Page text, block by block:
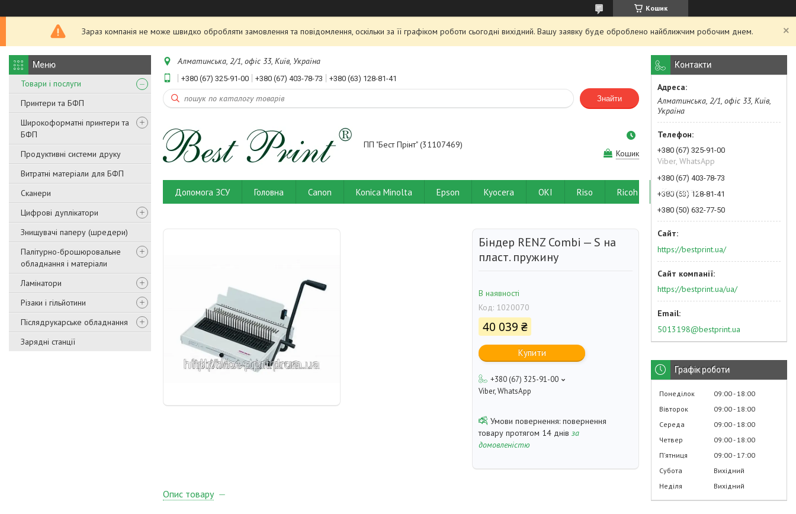
Кошик
Зараз компанія не може швидко обробляти замовлення та повідомлення, оскільки за її графіком роботи сьогодні вихідний. Вашу заявку буде оброблено найближчим робочим днем.
Товари і послуги
Принтери та БФП
Широкоформатні принтери та
БФП
Продуктивні системи друку
Витратні матеріали для БФП
Сканери
Цифрові дуплікатори
Знищувачі паперу (шредери)
Палітурно-брошюровальне
обладнання і матеріали
Ламінатори
Різаки і гільйотини
Післядрукарське обладнання
Зарядні станції
Алматинська, 2/1, офіс 33, Київ, Україна
+380 (67) 325-91-00 +380 (67) 403-78-73 +380 (63) 128-81-41
Знайти
ПП "Бест Прінт" (31107469)
Кошик
Допомога ЗСУ Головна Canon Konica Minolta Epson Kyocera OKI Riso Ricoh Контакти
Біндер RENZ Combi — S на
пласт. пружину
В наявності
Код: 1020070
40 039 ₴
Купити
+380 (67) 325-91-00
Viber, WhatsApp
повернення
товару протягом 14 днів за
домовленістю
Опис товару
Контакти
Алматинська, 2/1, офіс 33, Київ,
Україна
+380 (67) 325-91-00
Viber, WhatsApp
+380 (67) 403-78-73
+380 (63) 128-81-41
+380 (50) 632-77-50
https://bestprint.ua/
https://bestprint.ua/ua/
5013198@bestprint.ua
Графік роботи
Понеділок 09:00 18:00
Вівторок
09:00 18:00
Середа
09:00 18:00
Четвер
09:00 18:00
Пʼятниця
09:00 17:00
Субота
Вихідний
Неділя
Вихідний